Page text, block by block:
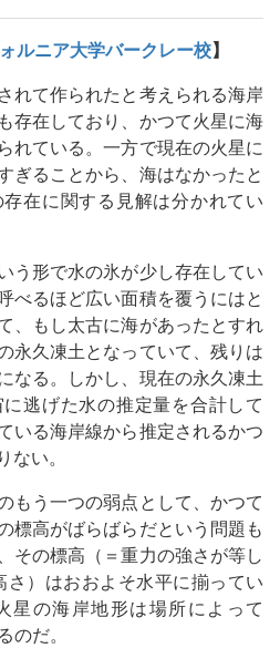
ルニア大学バークレー校】
れて作られたと考えられる海岸
存在しており、かつて火星に海
れている。一方で現在の火星に
ぎることから、海はなかったと
在に関する見解は分かれてい
う形で水の氷が少し存在してい
べるほど広い面積を覆うにはと
、もし太古に海があったとすれ
永久凍土となっていて、残りは
なる。しかし、現在の永久凍土
逃げた水の推定量を合計して
いる海岸線から推定されるかつ
い。
もう一つの弱点として、かつて
標高がばらばらだという問題も
その標高（＝重力の強さが等し
）はおおよそ水平に揃ってい
星の海岸地形は場所によって
だ。